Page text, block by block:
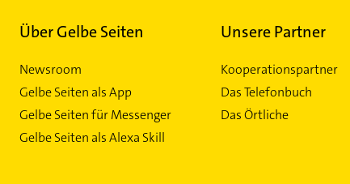
Über Gelbe Seiten
Newsroom
Gelbe Seiten als App
Gelbe Seiten für Messenger
Gelbe Seiten als Alexa Skill
Unsere Partner
Kooperationspartner
Das Telefonbuch
Das Örtliche